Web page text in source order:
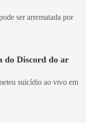
ser arrematada por
do Discord do ar
suicídio ao vivo em